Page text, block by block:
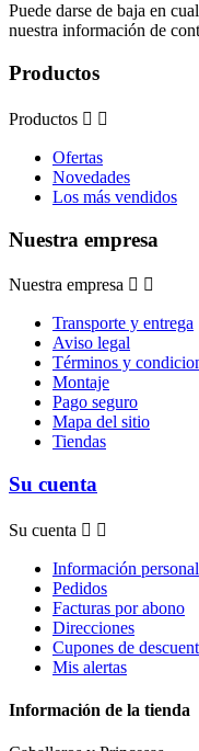
Puede darse de baja en
nuestra información de
Productos
Productos  
Ofertas
Novedades
Los más vendidos
Nuestra empresa
Nuestra empresa  
Transporte y entrega
Aviso legal
Términos y
Montaje
Pago seguro
Mapa del sitio
Tiendas
Su cuenta
Su cuenta  
Información personal
Pedidos
Facturas por abono
Direcciones
Cupones de
Mis alertas
Información de la tienda